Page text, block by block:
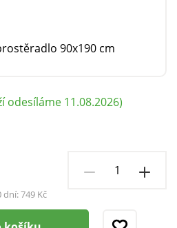
90x190 cm
dní:749 Kč
odesíláme 11.08.2026)